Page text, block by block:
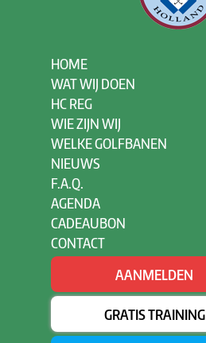
HOME
WAT WIJ DOEN
HC REG
WIE ZIJN WIJ
WELKE GOLFBANEN
NIEUWS
F.A.Q.
AGENDA
CADEAUBON
CONTACT
AANMELDEN
GRATIS TRAINING